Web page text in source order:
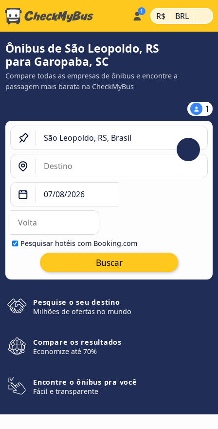
R$ | BRL |
Ônibus de São Leopoldo, RS
para Garopaba, SC
Compare todas as empresas de ônibus e encontre a
passagem mais barata na CheckMyBus
1
Pesquisar hotéis com Booking.com
Buscar
Pesquise o seu destino
Milhões de ofertas no mundo
Compare os resultados
Economize até 70%
Encontre o ônibus pra você
Fácil e transparente